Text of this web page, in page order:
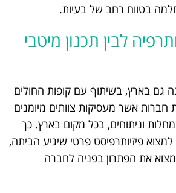
בטווח רחב של בעיות.
לבין תכנון מיטבי
גם בארץ, בשיתוף עם קופות החולים
חברות אשר מעסיקות צוותים מיומנים
וניתוחים, בכל מקום בארץ. כך
פיזיותרפיסט פרטי שיגיע הביתה,
את הפתרון בפניה לחברה